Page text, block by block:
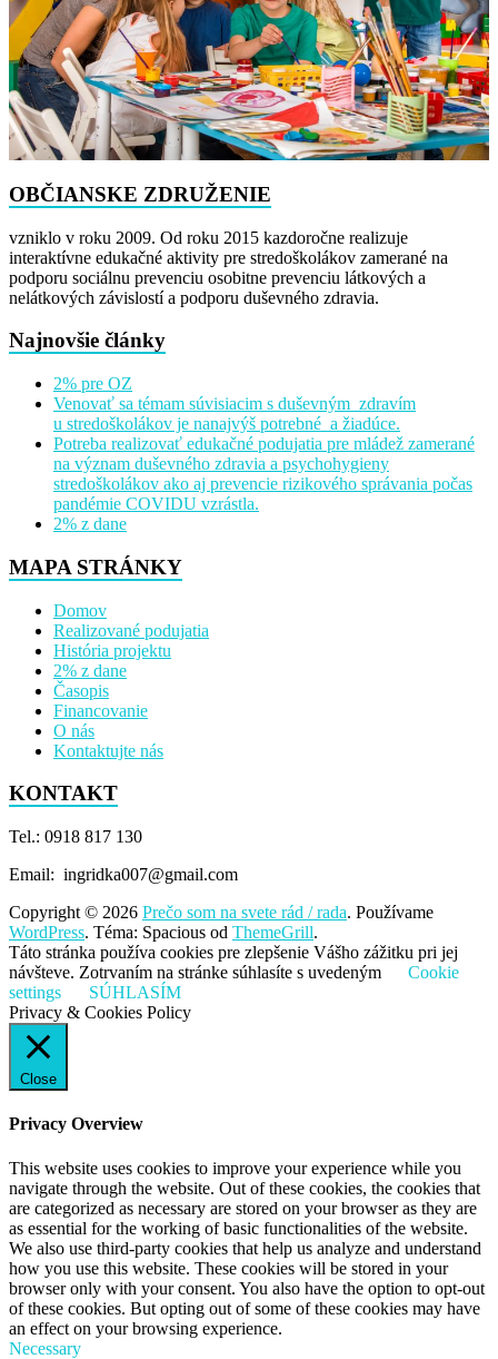
OBČIANSKE ZDRUŽENIE
vzniklo v roku 2009. Od roku 2015 kazdoročne realizuje
interaktívne edukačné aktivity pre stredoškolákov zamerané na
podporu sociálnu prevenciu osobitne prevenciu látkových a
nelátkových závislostí a podporu duševného zdravia.​
Najnovšie články
2% pre OZ
Venovať sa témam súvisiacim s duševným zdravím
u stredoškolákov je nanajvýš potrebné a žiadúce.
Potreba realizovať edukačné podujatia pre mládež zamerané
na význam duševného zdravia a psychohygieny
stredoškolákov ako aj prevencie rizikového správania počas
pandémie COVIDU vzrástla.
2% z dane
MAPA STRÁNKY
Domov
Realizované podujatia
História projektu
2% z dane
Časopis
Financovanie
O nás
Kontaktujte nás
KONTAKT
Tel.: 0918 817 130
Email: ingridka007@gmail.com
Copyright © 2026 Prečo som na svete rád / rada. Používame
WordPress. Téma: Spacious od ThemeGrill.
Táto stránka používa cookies pre zlepšenie Vášho zážitku pri jej
návšteve. Zotrvaním na stránke súhlasíte s uvedeným
Cookie
settings
SÚHLASÍM
Privacy & Cookies Policy
Close
Privacy Overview
This website uses cookies to improve your experience while you
navigate through the website. Out of these cookies, the cookies that
are categorized as necessary are stored on your browser as they are
as essential for the working of basic functionalities of the website.
We also use third-party cookies that help us analyze and understand
how you use this website. These cookies will be stored in your
browser only with your consent. You also have the option to opt-out
of these cookies. But opting out of some of these cookies may have
an effect on your browsing experience.
Necessary